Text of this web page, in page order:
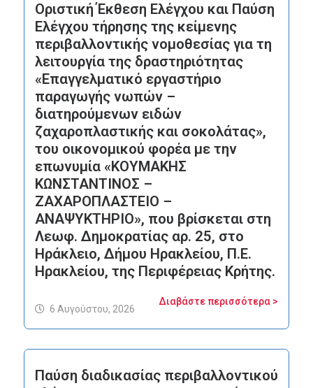
Οριστική Έκθεση Ελέγχου και Παύση
Ελέγχου τήρησης της κείμενης
περιβαλλοντικής νομοθεσίας για τη
λειτουργία της δραστηριότητας
«Επαγγελματικό εργαστήριο
παραγωγής νωπών –
διατηρούμενων ειδών
ζαχαροπλαστικής και σοκολάτας»,
του οικονομικού φορέα με την
επωνυμία «ΚΟΥΜΑΚΗΣ
ΚΩΝΣΤΑΝΤΙΝΟΣ –
ΖΑΧΑΡΟΠΛΑΣΤΕΙΟ –
ΑΝΑΨΥΚΤΗΡΙΟ», που βρίσκεται στη
Λεωφ. Δημοκρατίας αρ. 25, στο
Ηράκλειο, Δήμου Ηρακλείου, Π.Ε.
Ηρακλείου, της Περιφέρειας Κρήτης.
Διαβάστε περισσότερα >
6 Αυγούστου, 2026
Παύση διαδικασίας περιβαλλοντικού